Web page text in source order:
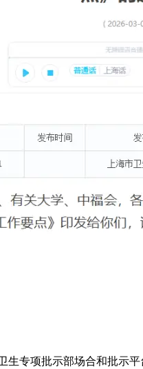
专项批示部场合和批示